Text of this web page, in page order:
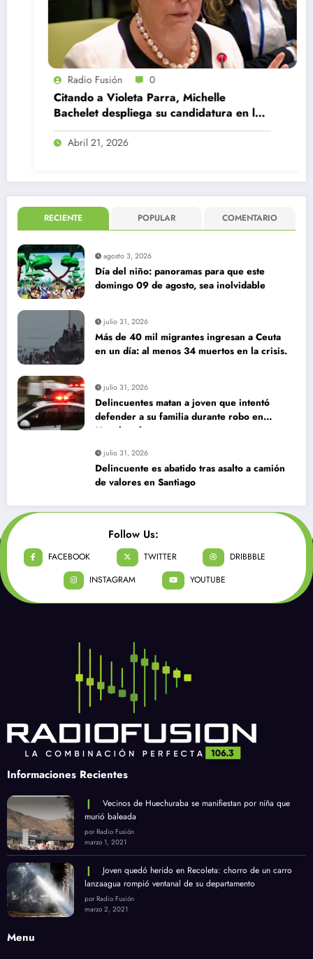
Radio Fusión 0
Citando a Violeta Parra, Michelle
Bachelet despliega su candidatura en la
ONU
Abril 21, 2026
RECIENTE POPULAR COMENTARIO
agosto 3, 2026
Día del niño: panoramas para que este
domingo 09 de agosto, sea inolvidable
julio 31, 2026
Más de 40 mil migrantes ingresan a Ceuta
en un día: al menos 34 muertos en la crisis.
julio 31, 2026
Delincuentes matan a joven que intentó
defender a su familia durante robo en
Huechuraba
julio 31, 2026
Delincuente es abatido tras asalto a camión
de valores en Santiago
Follow Us:
FACEBOOK TWITTER
DRIBBBLE
INSTAGRAM
YOUTUBE
Informaciones Recientes
Vecinos de Huechuraba se manifiestan por niña que
murió baleada
por Radio Fusión
marzo 1, 2021
Joven quedó herido en Recoleta: chorro de un carro
lanzaagua rompió ventanal de su departamento
por Radio Fusión
marzo 2, 2021
Menu